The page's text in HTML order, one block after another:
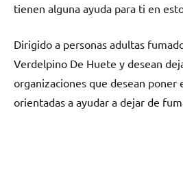
tienen alguna ayuda pаrа ti en
Dirigido а personas adultas
Verdelpino De Huete у desean
organizaciones quе desean poner
orientadas а ayudar а dejar dе